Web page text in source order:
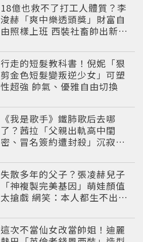
18億也救不了打工人體質？李
浚赫「爽中樂透頭獎」財富自
由照樣上班 西裝社畜帥出新高
行走的短髮教科書！倪妮「狠
剪金色短髮變叛逆少女」可塑
性超強 帥氣、優雅自由切換
《我是歌手》鐵肺歌后去哪
了？茜拉「父親出軌高中閨
密、冒名簽約遭封殺」沉寂12
失散多年的父子？張凌赫兒子
「神複製完美基因」萌娃顏值
太搶戲 網笑：本人都生不出這
這次不當仙女改當帥姐！迪麗